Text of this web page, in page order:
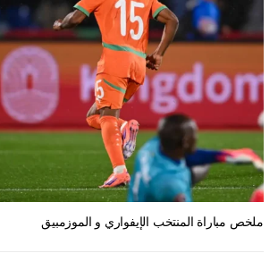
ملخص مباراة المنتخب الإيفواري و الموزمبيق